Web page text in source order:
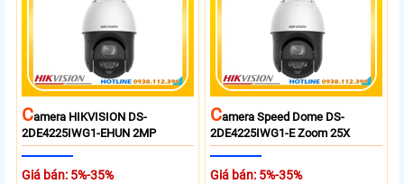
CAmera HIKVISION DS-
2DE4225IWG1-EHUN 2MP
Giá bán: 5%-35%
CAmera Speed Dome DS-
2DE4225IWG1-E Zoom 25X
Giá bán: 5%-35%